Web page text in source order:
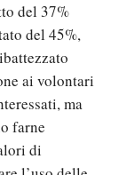
del 37%
del 45%,
ai volontari
ma
farne
di